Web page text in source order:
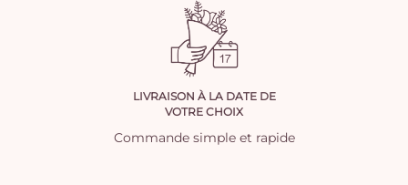
LIVRAISON À LA DATE DE
VOTRE CHOIX
Commande simple et rapide